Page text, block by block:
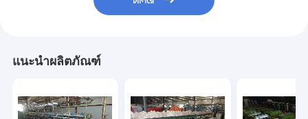
แนะนำผลิตภัณฑ์